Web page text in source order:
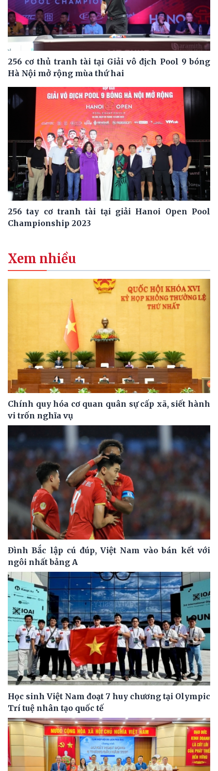
256 cơ thủ tranh tài tại Giải vô địch Pool 9 bóng
Hà Nội mở rộng mùa thứ hai
256 tay cơ tranh tài tại giải Hanoi Open Pool
Championship 2023
Xem nhiều
Chính quy hóa cơ quan quân sự cấp xã, siết hành
vi trốn nghĩa vụ
Đình Bắc lập cú đúp, Việt Nam vào bán kết với
ngôi nhất bảng A
Học sinh Việt Nam đoạt 7 huy chương tại Olympic
Trí tuệ nhân tạo quốc tế